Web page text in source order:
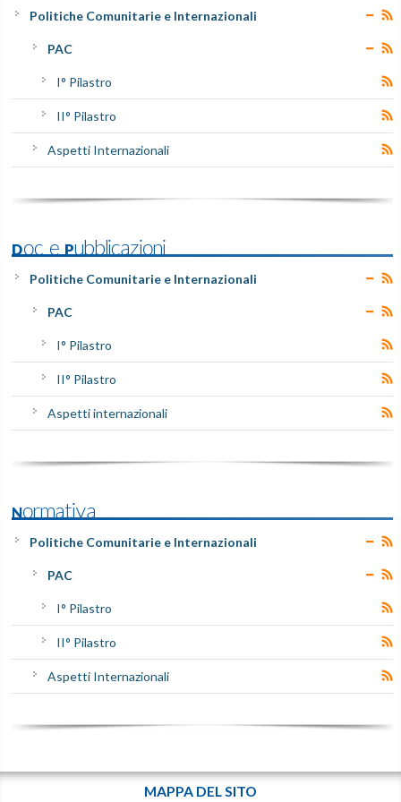
Politiche Comunitarie e Internazionali
PAC
I° Pilastro
II° Pilastro
Aspetti Internazionali
Doc e Pubblicazioni
Politiche Comunitarie e Internazionali
PAC
I° Pilastro
II° Pilastro
Aspetti internazionali
Normativa
Politiche Comunitarie e Internazionali
PAC
I° Pilastro
II° Pilastro
Aspetti Internazionali
MAPPA DEL SITO